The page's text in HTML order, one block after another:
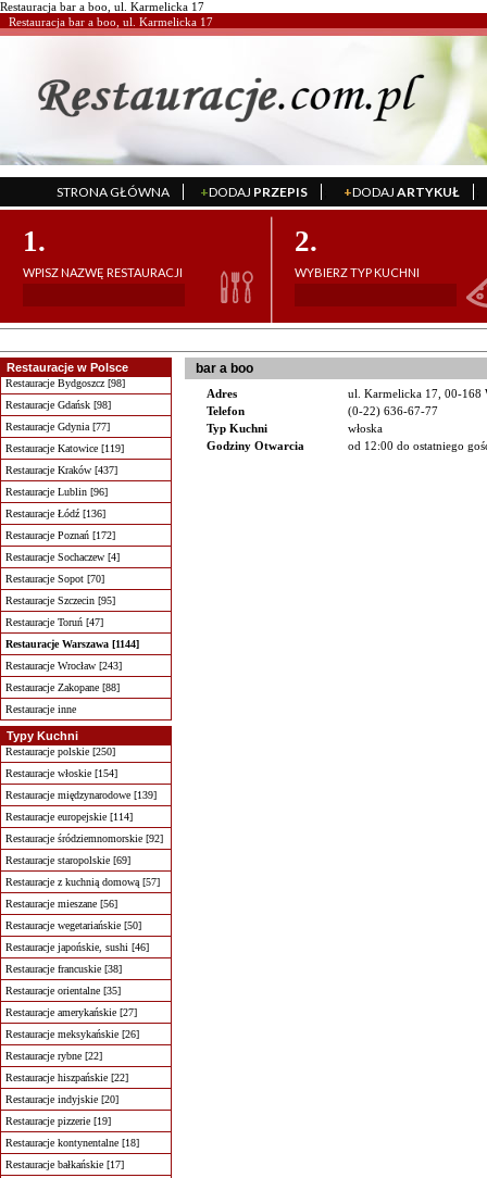
Restauracja bar a boo, ul. Karmelicka 17
Restauracja bar a boo, ul. Karmelicka 17
STRONA GŁÓWNA +DODAJ PRZEPIS +DODAJ ARTYKUŁ
1.
WPISZ NAZWĘ RESTAURACJI
2.
WYBIERZ TYP KUCHNI
Restauracje w Polsce
Restauracje Bydgoszcz [98]
Restauracje Gdańsk [98]
Restauracje Gdynia [77]
Restauracje Katowice [119]
Restauracje Kraków [437]
Restauracje Lublin [96]
Restauracje Łódź [136]
Restauracje Poznań [172]
Restauracje Sochaczew [4]
Restauracje Sopot [70]
Restauracje Szczecin [95]
Restauracje Toruń [47]
Restauracje Warszawa [1144]
Restauracje Wrocław [243]
Restauracje Zakopane [88]
Restauracje inne
Typy Kuchni
Restauracje polskie [250]
Restauracje włoskie [154]
Restauracje międzynarodowe [139]
Restauracje europejskie [114]
Restauracje śródziemnomorskie [92]
Restauracje staropolskie [69]
Restauracje z kuchnią domową [57]
Restauracje mieszane [56]
Restauracje wegetariańskie [50]
Restauracje japońskie, sushi [46]
Restauracje francuskie [38]
Restauracje orientalne [35]
Restauracje amerykańskie [27]
Restauracje meksykańskie [26]
Restauracje rybne [22]
Restauracje hiszpańskie [22]
Restauracje indyjskie [20]
Restauracje pizzerie [19]
Restauracje kontynentalne [18]
Restauracje bałkańskie [17]
bar a boo
Adres
ul. Karmelicka 17, 00-168
Telefon
(0-22) 636-67-77
Typ Kuchni
włoska
Godziny Otwarcia
od 12:00 do ostatniego